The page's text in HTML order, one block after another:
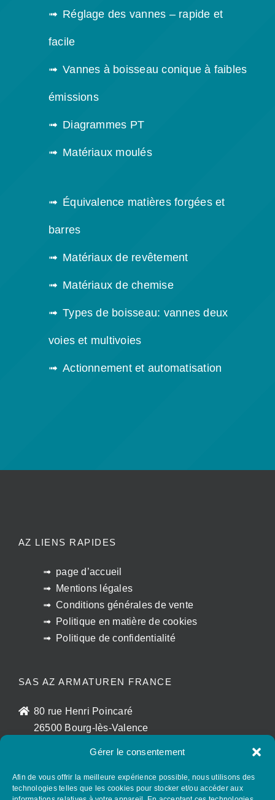
Gérer le consentement
Afin de vous offrir la meilleure expérience possible, nous utilisons des
technologies telles que les cookies pour stocker et/ou accéder aux
Réglage des vannes – rapide et
facile
Vannes à boisseau conique à faibles
émissions
Diagrammes PT
Matériaux moulés
Équivalence matières forgées et
barres
Matériaux de revêtement
Matériaux de chemise
Types de boisseau: vannes deux
voies et multivoies
Actionnement et automatisation
AZ LIENS RAPIDES
page d’accueil
Mentions légales
Conditions générales de vente
Politique en matière de cookies
Politique de confidentialité
SAS AZ ARMATUREN FRANCE
80 rue Henri Poincaré
26500 Bourg-lès-Valence
+33 (0)7 72 25 48 56